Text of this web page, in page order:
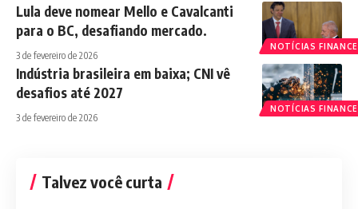
NOTÍCIAS
Lula deve nomear Mello e Cavalcanti
para o BC, desafiando mercado.
3 de fevereiro de 2026
NOTÍCIAS
Indústria brasileira em baixa; CNI vê
desafios até 2027
3 de fevereiro de 2026
Talvez você curta